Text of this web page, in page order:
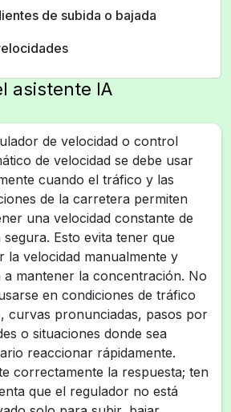
de subida o bajada
asistente IA
de velocidad o control
de velocidad se debe usar
cuando el tráfico y las
de la carretera permiten
una velocidad constante de
Esto evita tener que
la velocidad manualmente y
a mantener la concentración. No
en condiciones de tráfico
curvas pronunciadas, pasos por
o situaciones donde sea
reaccionar rápidamente.
correctamente la respuesta; ten
que el regulador no está